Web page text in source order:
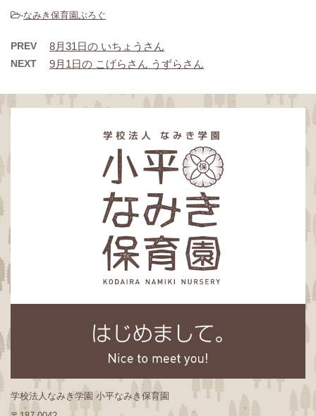
-なみき保育園ぶろぐ
PREV 8月31日の いちょうさん
NEXT 9月1日の こげらさん うずらさん
学校法人なみき学園 小平なみき保育園